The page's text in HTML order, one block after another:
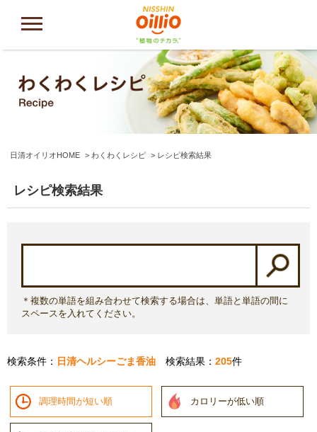
日清オイリオHOME わくわくレシピ レシピ検索結果
レシピ検索結果
＊複数の単語を組み合わせて検索する場合は、単語と単語の間に
スペースを入れてください。
検索条件： 日清ヘルシーごま香油 検索結果： 205件
調理時間が短い順 カロリーが低い順